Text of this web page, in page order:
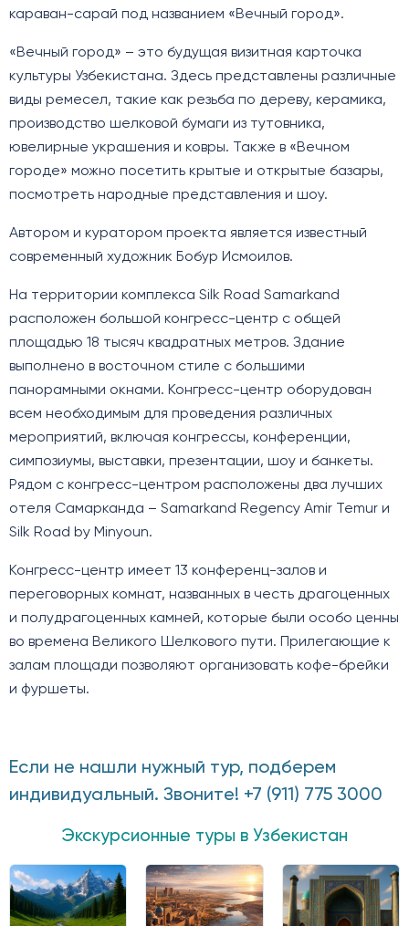
караван-сарай под названием «Вечный город».
«Вечный город» – это будущая визитная карточка
культуры Узбекистана. Здесь представлены различные
виды ремесел, такие как резьба по дереву, керамика,
производство шелковой бумаги из тутовника,
ювелирные украшения и ковры. Также в «Вечном
городе» можно посетить крытые и открытые базары,
посмотреть народные представления и шоу.
Автором и куратором проекта является известный
современный художник Бобур Исмоилов.
На территории комплекса Silk Road Samarkand
расположен большой конгресс-центр с общей
площадью 18 тысяч квадратных метров. Здание
выполнено в восточном стиле с большими
панорамными окнами. Конгресс-центр оборудован
всем необходимым для проведения различных
мероприятий, включая конгрессы, конференции,
симпозиумы, выставки, презентации, шоу и банкеты.
Рядом с конгресс-центром расположены два лучших
отеля Самарканда – Samarkand Regency Amir Temur и
Silk Road by Minyoun.
Конгресс-центр имеет 13 конференц-залов и
переговорных комнат, названных в честь драгоценных
и полудрагоценных камней, которые были особо ценны
во времена Великого Шелкового пути. Прилегающие к
залам площади позволяют организовать кофе-брейки
и фуршеты.
Если не нашли нужный тур, подберем
индивидуальный. Звоните! +7 (911) 775 3000
Экскурсионные туры в Узбекистан